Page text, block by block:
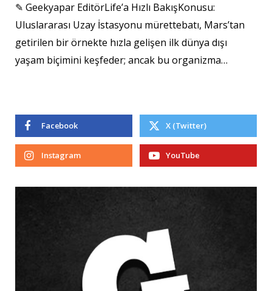
✎ Geekyapar EditörLife’a Hızlı BakışKonusu:
Uluslararası Uzay İstasyonu mürettebatı, Mars’tan
getirilen bir örnekte hızla gelişen ilk dünya dışı
yaşam biçimini keşfeder; ancak bu organizma…
Facebook X (Twitter)
Instagram YouTube